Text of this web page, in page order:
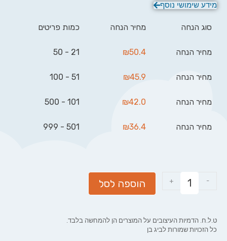
מידע שימושי נוסף
סוג הנחה מחיר הנחה כמות פריטים
מחיר הנחה ₪50.4
21 - 50
מחיר הנחה ₪45.9
51 - 100
מחיר הנחה ₪42.0
101 - 500
מחיר הנחה ₪36.4
501 - 999
-
+ הוספה לסל
ט.ל.ח. הדמיות העיצובים על המוצרים הן להמחשה בלבד.
כל הזכויות שמורות לביג בן